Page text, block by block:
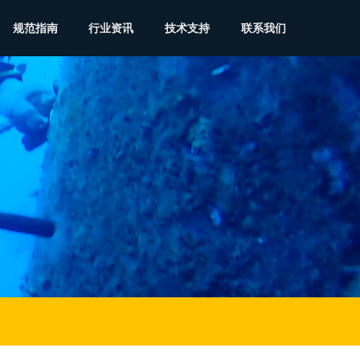
规范指南 行业资讯 技术支持 联系我们